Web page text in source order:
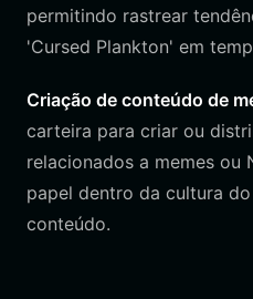
permitindo rastrear
'Cursed Plankton' em
Criação de conteúdo de
carteira para criar ou
relacionados a memes ou
papel dentro da cultura
conteúdo.